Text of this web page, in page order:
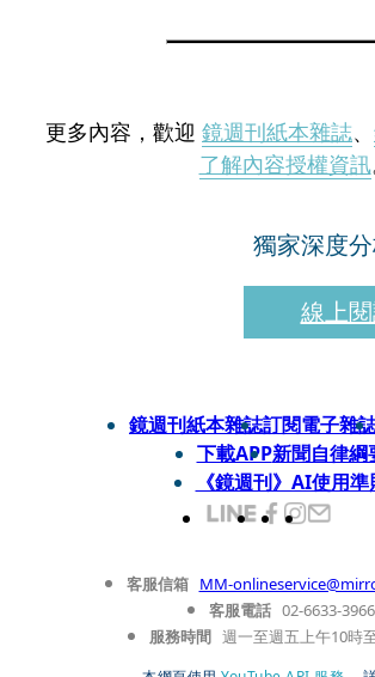
更多內容，歡迎 鏡週刊紙本雜誌、
了解內容授權資訊
獨家深度
線上
鏡週刊紙本雜誌訂閱電子雜
下載APP新聞自律綱
《鏡週刊》AI使用準
客服信箱 MM-
客服電話 02-6633-3966
服務時間 週一至週五上午10時